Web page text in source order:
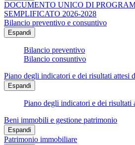
DOCUMENTO UNICO DI
SEMPLIFICATO 2026-2028
Bilancio preventivo e consuntivo
Espandi
Bilancio preventivo
Bilancio consuntivo
Piano degli indicatori e dei risultati attesi
Espandi
Piano degli indicatori e dei risultati
Beni immobili e gestione patrimonio
Espandi
Patrimonio immobiliare